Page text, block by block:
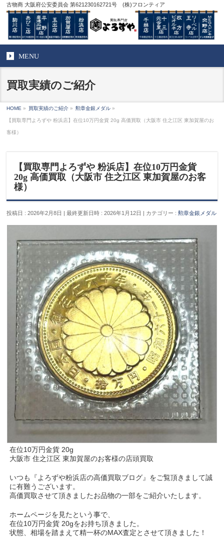
古物商 大阪府公安委員会 第621230162721号 (株)フロンティア
MENU
買取実績のご紹介
HOME » 買取実績のご紹介 » 勲章金銀メダル »
【買取専門よろずや 粉浜店】在位10万円金貨 20g 高価買取（大阪市 住之江区 東加賀屋のお
客様）
【買取専門よろずや 粉浜店】在位10万円金貨
20g 高価買取（大阪市 住之江区 東加賀屋のお客
様）
投稿日 : 2026年2月8日 最終更新日時 : 2026年1月12日 カテゴリー :勲章金銀メダル
在位10万円金貨 20g
大阪市 住之江区 東加賀屋のお客様の店頭買取
いつも『よろずや粉浜店の高価買取ブログ』をご覧頂きまして誠
に有難うございます。
高価買取させて頂きましたお品物の一部をご紹介いたします。
ホームページを見たという事で、
在位10万円金貨 20gをお持ち頂きました。
状態、相場を踏まえて精一杯のMAX査定とさせて頂きました！